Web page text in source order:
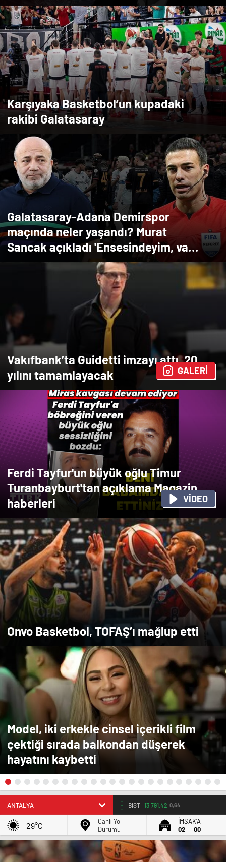
Karşıyaka Basketbol’un kupadaki
rakibi Galatasaray
Galatasaray-Adana Demirspor
maçında neler yaşandı? Murat
Sancak açıkladı 'Ensesindeyim, vay
onun haline'
Vakıfbank’ta Guidetti imzayı attı, 20.
yılını tamamlayacak
GALERİ
Ferdi Tayfur'un büyük oğlu Timur
Turanbayburt'tan açıklama Magazin
haberleri
VİDEO
Onvo Basketbol, TOFAŞ’ı mağlup etti
Model, iki erkekle cinsel içerikli film
çektiği sırada balkondan düşerek
hayatını kaybetti
BIST 13.791,42 0,64
29°C
Canlı Yol
Durumu
İMSAK'A
02
00